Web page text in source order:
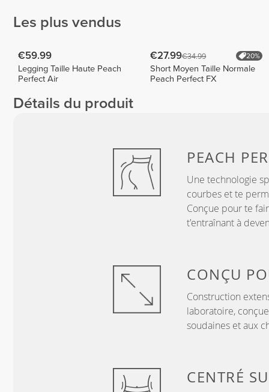
Les plus vendus
€59.99
Legging Taille Haute Peach
Perfect Air
€27.99€34.99 20%
Short Moyen Taille Normale
Peach Perfect FX
Détails du produit
PEACH
Une technologie
courbes et te
Conçue pour te
t'entraînant à
CONÇU
Construction
laboratoire,
soudaines et aux
CENTRÉ